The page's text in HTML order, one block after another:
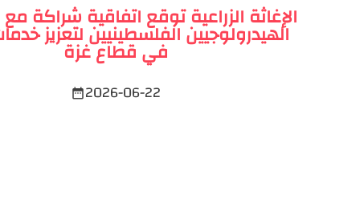
الإغاثة الزراعية توقع اتفاقية
الهيدرولوجيين الفلسطينيين لتعزيز
في قطاع غزة
2026-06-22
date_range